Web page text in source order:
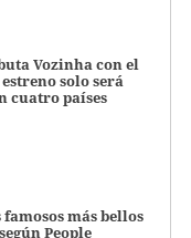
Vozinha con el
solo será
cuatro países
más bellos
People